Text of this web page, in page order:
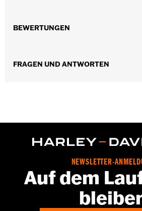
In Einheiten erhältlich:
Zubehör enthalten
die dem Staat Kalifornien
BEWERTUNGEN
FRAGEN UND ANTWORTEN
NEWSLETTER-
Auf dem